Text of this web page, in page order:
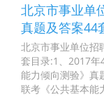
北京市事业单
真题及答案44
北京市事业单位招
套目录:1、2017年
能力倾向测验》真
联考《公共基本能